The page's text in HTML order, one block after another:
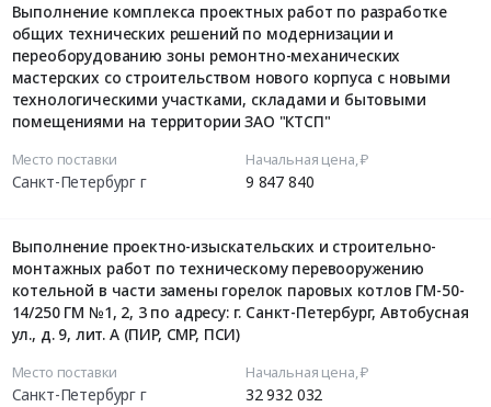
Выполнение комплекса проектных работ по разработке
общих технических решений по модернизации и
переоборудованию зоны ремонтно-механических
мастерских со строительством нового корпуса с новыми
технологическими участками, складами и бытовыми
помещениями на территории ЗАО "КТСП"
Место поставки
Санкт-Петербург г
Начальная цена, ₽
9 847 840
Выполнение проектно-изыскательских и строительно-
монтажных работ по техническому перевооружению
котельной в части замены горелок паровых котлов ГМ-50-
14/250 ГМ №1, 2, 3 по адресу: г. Санкт-Петербург, Автобусная
ул., д. 9, лит. А (ПИР, СМР, ПСИ)
Место поставки
Санкт-Петербург г
Начальная цена, ₽
32 932 032